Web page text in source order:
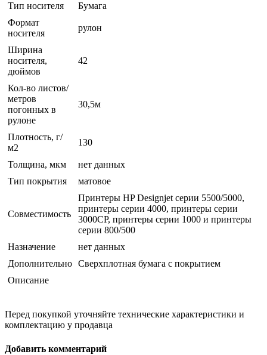
Тип носителя
Бумага
Формат
носителя
рулон
Ширина
носителя,
дюймов
42
Кол-во листов/
метров
погонных в
рулоне
30,5м
Плотность, г/
м2
130
Толщина, мкм
нет данных
Тип покрытия
матовое
Совместимость
Принтеры HP Designjet серии 5500/5000,
принтеры серии 4000, принтеры серии
3000CP, принтеры серии 1000 и принтеры
серии 800/500
Назначение
нет данных
Дополнительно Сверхплотная бумага с покрытием
Описание
Перед покупкой уточняйте технические характеристики и
комплектацию у продавца
Добавить комментарий